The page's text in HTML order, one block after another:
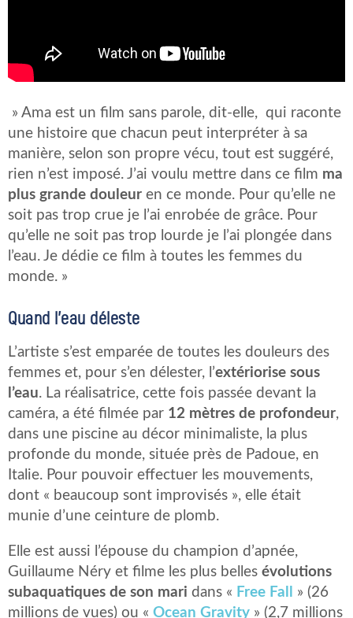
» Ama est un film sans parole, dit-elle, qui raconte
une histoire que chacun peut interpréter à sa
manière, selon son propre vécu, tout est suggéré,
rien n’est imposé. J’ai voulu mettre dans ce film ma
plus grande douleur en ce monde. Pour qu’elle ne
soit pas trop crue je l’ai enrobée de grâce. Pour
qu’elle ne soit pas trop lourde je l’ai plongée dans
l’eau. Je dédie ce film à toutes les femmes du
monde. »
Quand l’eau déleste
L’artiste s’est emparée de toutes les douleurs des
femmes et, pour s’en délester, l’extériorise sous
l’eau. La réalisatrice, cette fois passée devant la
caméra, a été filmée par 12 mètres de profondeur,
dans une piscine au décor minimaliste, la plus
profonde du monde, située près de Padoue, en
Italie. Pour pouvoir effectuer les mouvements,
dont « beaucoup sont improvisés », elle était
munie d’une ceinture de plomb.
Elle est aussi l’épouse du champion d’apnée,
Guillaume Néry et filme les plus belles évolutions
subaquatiques de son mari dans « Free Fall
» (26
millions de vues) ou « Ocean Gravity » (2,7 millions